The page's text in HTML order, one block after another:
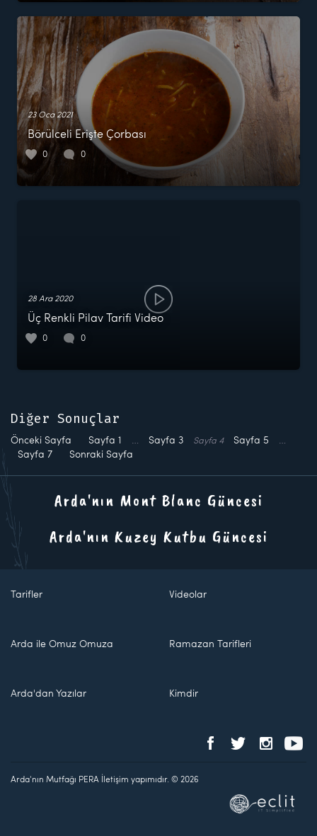
23 Oca 2021
Börülceli Erişte Çorbası
0 0
28 Ara 2020
Üç Renkli Pilav Tarifi Video
0 0
Diğer Sonuçlar
Önceki Sayfa Sayfa 1 … Sayfa 3 Sayfa 4 Sayfa 5
…
Sayfa 7 Sonraki Sayfa
Arda'nın Mont Blanc Güncesi
Arda'nın Kuzey Kutbu Güncesi
Tarifler Videolar
Arda ile Omuz Omuza Ramazan Tarifleri
Arda'dan Yazılar Kimdir
Arda'nın Mutfağı PERA İletişim yapımıdır. © 2026